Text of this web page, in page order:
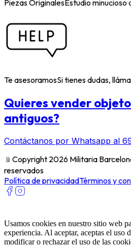
Piezas OriginalesEstudio minucioso
Te asesoramosSi tienes dudas,
Quieres vender
antiguos?
Contáctanos por Whatsapp al
﹫ Copyright 2026 Militaria
reservados
Política de privacidadTérminos y
Usamos cookies en nuestro sitio web
experiencia. Al aceptar, aceptas el uso
modificar o rechazar el uso de las